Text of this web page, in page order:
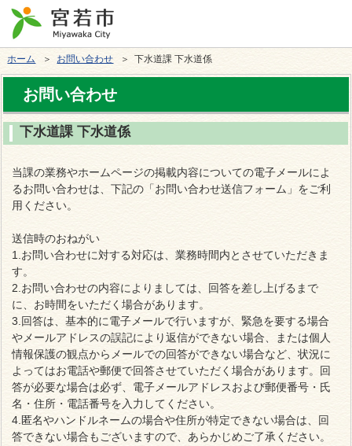
ホーム ＞ お問い合わせ ＞ 下水道課 下水道係
お問い合わせ
下水道課 下水道係
当課の業務やホームページの掲載内容についての電子メールによ
るお問い合わせは、下記の「お問い合わせ送信フォーム」をご利
用ください。
送信時のおねがい
1.お問い合わせに対する対応は、業務時間内とさせていただきま
す。
2.お問い合わせの内容によりましては、回答を差し上げるまで
に、お時間をいただく場合があります。
3.回答は、基本的に電子メールで行いますが、緊急を要する場合
やメールアドレスの誤記により返信ができない場合、または個人
情報保護の観点からメールでの回答ができない場合など、状況に
よってはお電話や郵便で回答させていただく場合があります。回
答が必要な場合は必ず、電子メールアドレスおよび郵便番号・氏
名・住所・電話番号を入力してください。
4.匿名やハンドルネームの場合や住所が特定できない場合は、回
答できない場合もございますので、あらかじめご了承ください。